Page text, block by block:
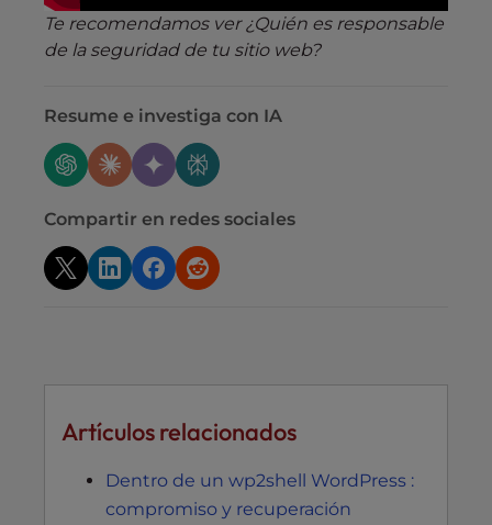
Te recomendamos ver ¿Quién es responsable
de la seguridad de tu sitio web?
Resume e investiga con IA
Compartir en redes sociales
Artículos relacionados
Dentro de un wp2shell WordPress :
compromiso y recuperación